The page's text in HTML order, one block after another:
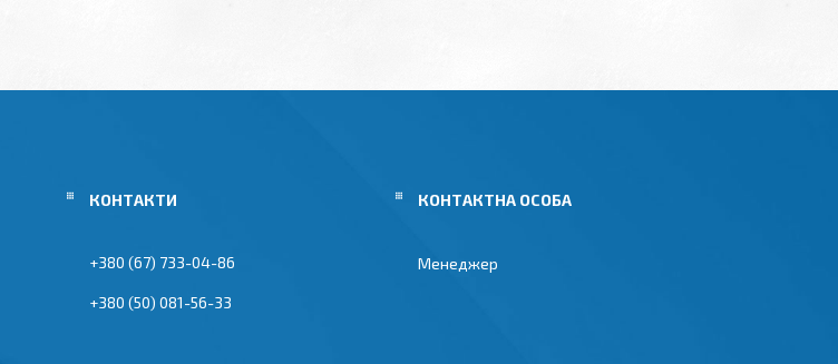
+380 (67) 733-04-86
+380 (50) 081-56-33
Менеджер